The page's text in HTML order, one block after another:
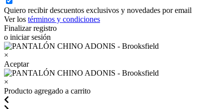
Quiero recibir descuentos exclusivos y novedades por email
Ver los términos y condiciones
Finalizar registro
o iniciar sesión
×
Aceptar
×
Producto agregado a carrito